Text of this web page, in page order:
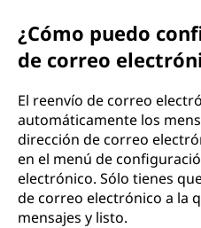
¿Cómo puedo
de correo
El reenvío de correo
automáticamente los
dirección de correo
en el menú de
electrónico. Sólo tienes
de correo electrónico a la
mensajes y listo.